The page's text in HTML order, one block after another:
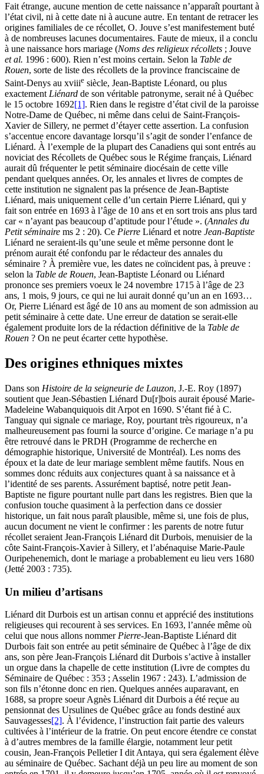
Fait étrange, aucune mention de cette naissance n’apparaît pourtant à
l’état civil, ni à cette date ni à aucune autre. En tentant de retracer les
origines familiales de ce récollet, O. Jouve s’est manifestement buté
à de nombreuses lacunes documentaires. Faute de mieux, il a conclu
à une naissance hors mariage (Noms des religieux récollets ; Jouve
et al. 1996 : 600). Rien n’est moins certain. Selon la Table de
Rouen, sorte de liste des récollets de la province franciscaine de
Saint-Denys au xviiie siècle, Jean-Baptiste Léonard, ou plus
exactement Liénard de son véritable patronyme, serait né à Québec
le 15 octobre 1692[1]. Rien dans le registre d’état civil de la paroisse
Notre-Dame de Québec, ni même dans celui de Saint-François-
Xavier de Sillery, ne permet d’étayer cette assertion. La confusion
s’accentue encore davantage lorsqu’il s’agit de sonder l’enfance de
Liénard. À l’exemple de la plupart des Canadiens qui sont entrés au
noviciat des Récollets de Québec sous le Régime français, Liénard
aurait dû fréquenter le petit séminaire diocésain de cette ville
pendant quelques années. Or, les annales et livres de comptes de
cette institution ne signalent pas la présence de Jean-Baptiste
Liénard, mais uniquement celle d’un certain Pierre Liénard, qui y
fait son entrée en 1693 à l’âge de 10 ans et en sort trois ans plus tard
car « n’ayant pas beaucoup d’aptitude pour l’étude ». (Annales du
Petit séminaire ms 2 : 20). Ce Pierre Liénard et notre Jean-Baptiste
Liénard ne seraient-ils qu’une seule et même personne dont le
prénom aurait été confondu par le rédacteur des annales du
séminaire ? À première vue, les dates ne coïncident pas, à preuve :
selon la Table de Rouen, Jean-Baptiste Léonard ou Liénard
prononce ses premiers voeux le 24 novembre 1715 à l’âge de 23
ans, 1 mois, 9 jours, ce qui ne lui aurait donné qu’un an en 1693…
Or, Pierre Liénard est âgé de 10 ans au moment de son admission au
petit séminaire à cette date. Une erreur de datation se serait-elle
également produite lors de la rédaction définitive de la Table de
Rouen ? On ne peut écarter cette hypothèse.
Des origines ethniques mixtes
Dans son Histoire de la seigneurie de Lauzon, J.-E. Roy (1897)
soutient que Jean-Sébastien Liénard Du[r]bois aurait épousé Marie-
Madeleine Wabanquiquois dit Arpot en 1690. S’étant fié à C.
Tanguay qui signale ce mariage, Roy, pourtant très rigoureux, n’a
malheureusement pas fourni la source d’origine. Ce mariage n’a pu
être retrouvé dans le PRDH (Programme de recherche en
démographie historique, Université de Montréal). Les noms des
époux et la date de leur mariage semblent même fautifs. Nous en
sommes donc réduits aux conjectures quant à sa naissance et à
l’identité de ses parents. Assurément baptisé, notre petit Jean-
Baptiste ne figure pourtant nulle part dans les registres. Bien que la
confusion touche quasiment à la perfection dans ce dossier
historique, un fait nous paraît plausible, même si, une fois de plus,
aucun document ne vient le confirmer : les parents de notre futur
récollet seraient Jean-François Liénard dit Durbois, menuisier de la
côte Saint-François-Xavier à Sillery, et l’abénaquise Marie-Paule
Ouripehenemich, dont le mariage a probablement eu lieu vers 1680
(Jetté 2003 : 735).
Un milieu d’artisans
Liénard dit Durbois est un artisan connu et apprécié des institutions
religieuses qui recourent à ses services. En 1693, l’année même où
celui que nous allons nommerPierre-Jean-Baptiste Liénard dit
Durbois fait son entrée au petit séminaire de Québec à l’âge de dix
ans, son père Jean-François Liénard dit Durbois s’active à installer
un orgue dans la chapelle de cette institution (Livre de comptes du
Séminaire de Québec : 353 ; Asselin 1967 : 243). L’admission de
son fils n’étonne donc en rien. Quelques années auparavant, en
1688, sa propre soeur Agnès Liénard dit Durbois a été reçue au
pensionnat des Ursulines de Québec grâce au fonds destiné aux
Sauvagesses[2]. À l’évidence, l’instruction fait partie des valeurs
cultivées à l’intérieur de la fratrie. On peut encore étendre ce constat
à d’autres membres de la famille élargie, notamment leur petit
cousin, Jean-François Pelletier I dit Antaya, qui sera également élève
au séminaire de Québec. Sachant déjà un peu lire au moment de son